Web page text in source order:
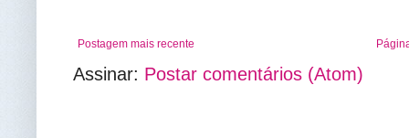
Postagem mais recente
Assinar: Postar comentários (Atom)